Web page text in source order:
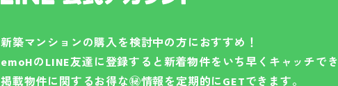
新築マンションの購入を検討中の方におすすめ！
emoHのLINE友達に登録すると新着物件をいち早くキャッチでき
掲載物件に関するお得な㊙情報を定期的にGETできます。